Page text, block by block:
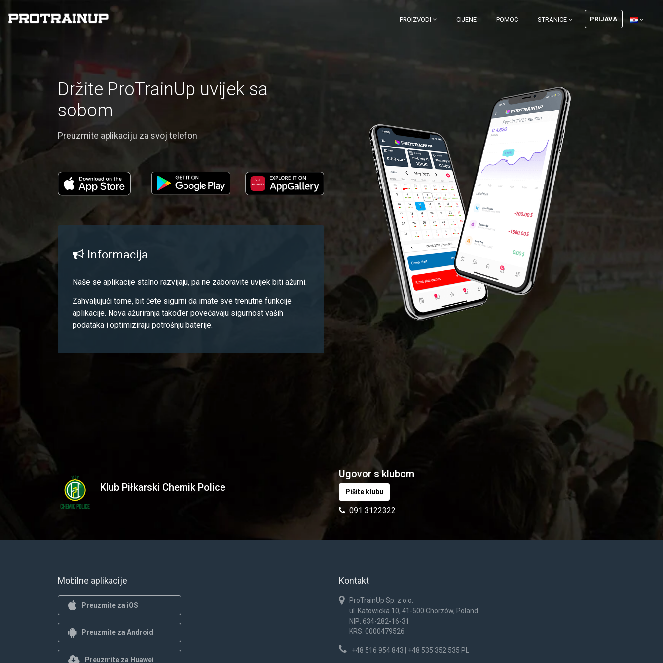
PROIZVODI CIJENE POMOĆ STRANICE PRIJAVA
Držite ProTrainUp uvijek sa
sobom
Preuzmite aplikaciju za svoj telefon
Informacija
Naše se aplikacije stalno razvijaju, pa ne zaboravite uvijek biti ažurni.
Zahvaljujući tome, bit ćete sigurni da imate sve trenutne funkcije
aplikacije. Nova ažuriranja također povećavaju sigurnost vaših
podataka i optimiziraju potrošnju baterije.
Klub Piłkarski Chemik Police
Ugovor s klubom
Pišite klubu
091 3122322
Mobilne aplikacije
Preuzmite za iOS
Preuzmite za Android
Preuzmite za Huawei
Kontakt
ProTrainUp Sp. z o.o.
ul. Katowicka 10, 41-500 Chorzów, Poland
NIP: 634-282-16-31
KRS: 0000479526
+48 516 954 843 | +48 535 352 535 PL